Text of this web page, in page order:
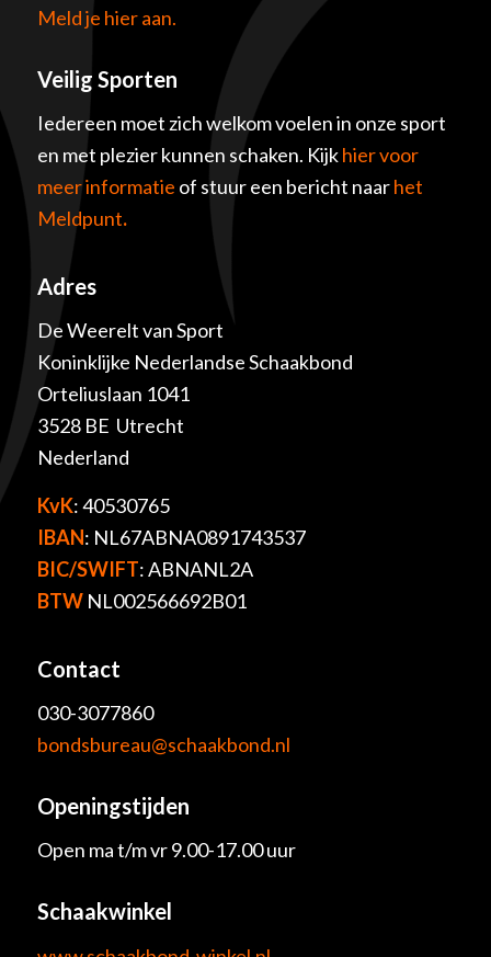
Meld je hier aan.
Veilig Sporten
Iedereen moet zich welkom voelen in onze sport
en met plezier kunnen schaken. Kijkhier voor
meer informatie of stuur een bericht naarhet
Meldpunt.
Adres
De Weerelt van Sport
Koninklijke Nederlandse Schaakbond
Orteliuslaan 1041
3528 BE Utrecht
Nederland
KvK: 40530765
IBAN: NL67ABNA0891743537
BIC/SWIFT: ABNANL2A
BTWNL002566692B01
Contact
030-3077860
bondsbureau@schaakbond.nl
Openingstijden
Open ma t/m vr 9.00-17.00 uur
Schaakwinkel